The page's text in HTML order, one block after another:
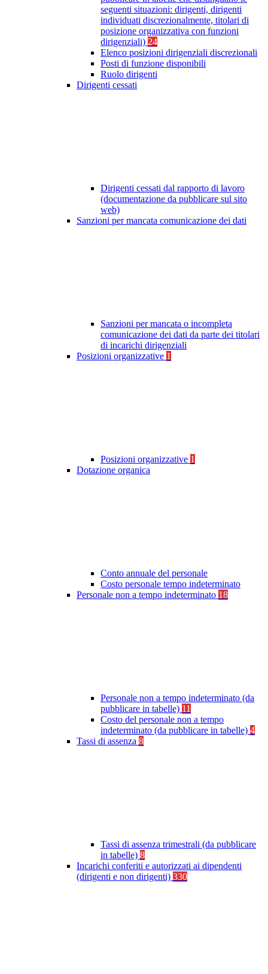
seguenti situazioni: dirigenti, dirigenti
individuati discrezionalmente, titolari di
posizione organizzativa con funzioni
dirigenziali) 24
Elenco posizioni dirigenziali discrezionali
Posti di funzione disponibili
Ruolo dirigenti
Dirigenti cessati
Dirigenti cessati dal rapporto di lavoro
(documentazione da pubblicare sul sito
web)
Sanzioni per mancata comunicazione dei dati
Sanzioni per mancata o incompleta
comunicazione dei dati da parte dei titolari
di incarichi dirigenziali
Posizioni organizzative 1
Posizioni organizzative 1
Dotazione organica
Conto annuale del personale
Costo personale tempo indeterminato
Personale non a tempo indeterminato 18
Personale non a tempo indeterminato (da
pubblicare in tabelle) 11
Costo del personale non a tempo
indeterminato (da pubblicare in tabelle) 4
Tassi di assenza 8
Tassi di assenza trimestrali (da pubblicare
in tabelle) 8
Incarichi conferiti e autorizzati ai dipendenti
(dirigenti e non dirigenti) 330